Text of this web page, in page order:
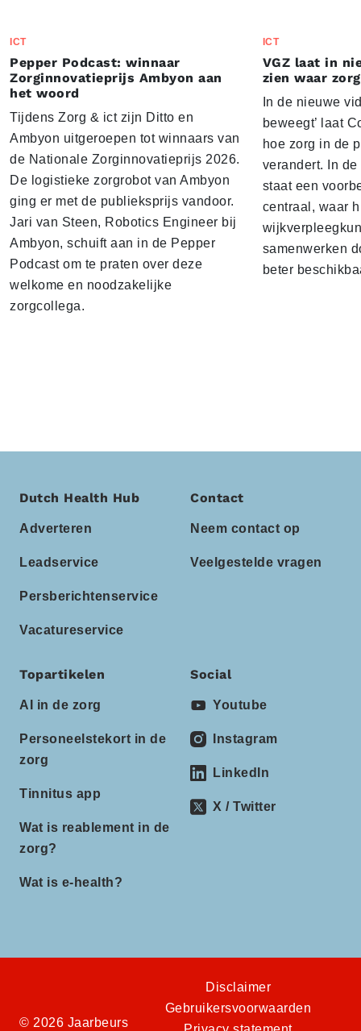
ICT
Pepper Podcast: winnaar
Zorginnovatieprijs Ambyon aan
het woord
Tijdens Zorg & ict zijn Ditto en
Ambyon uitgeroepen tot winnaars van
de Nationale Zorginnovatieprijs 2026.
De logistieke zorgrobot van Ambyon
ging er met de publieksprijs vandoor.
Jari van Steen, Robotics Engineer bij
Ambyon, schuift aan in de Pepper
Podcast om te praten over deze
welkome en noodzakelijke
zorgcollega.
ICT
VGZ laat in
zien waar
In de nieuwe
beweegt’ laat
hoe zorg in de
verandert. In
staat een
centraal, waar
samenwerken
beter
Dutch Health Hub
Adverteren
Leadservice
Persberichtenservice
Vacatureservice
Contact
Neem contact op
Veelgestelde vragen
Topartikelen
AI in de zorg
Personeelstekort in de
zorg
Tinnitus app
Wat is reablement in de
zorg?
Wat is e-health?
Social
Youtube
Instagram
LinkedIn
X / Twitter
© 2026 Jaarbeurs
Disclaimer
Gebruikersvoorwaarden